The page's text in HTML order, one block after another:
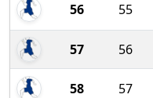
56 55
57 56
58 57